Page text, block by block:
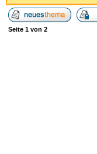
Seite 1 von 2